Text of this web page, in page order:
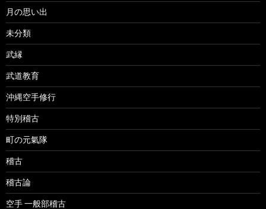
月の思い出
未分類
武縁
武道教育
沖縄空手修行
特別稽古
町の元氣隊
稽古
稽古論
空手 一般部稽古